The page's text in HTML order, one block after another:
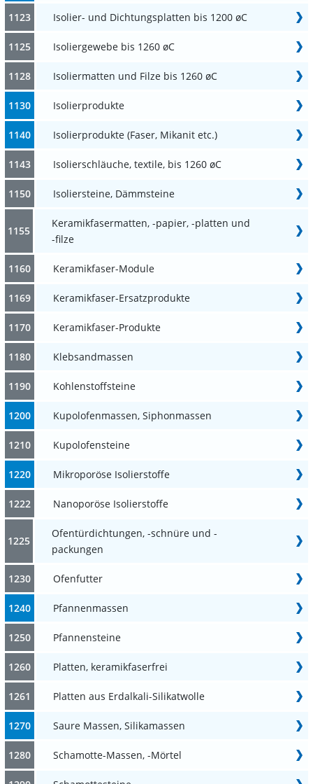
1123 Isolier- und Dichtungsplatten bis 1200 øC
1125 Isoliergewebe bis 1260 øC
1128 Isoliermatten und Filze bis 1260 øC
1130 Isolierprodukte
1140 Isolierprodukte (Faser, Mikanit etc.)
1143 Isolierschläuche, textile, bis 1260 øC
1150 Isoliersteine, Dämmsteine
1155
Keramikfasermatten, -papier, -platten und
-filze
1160 Keramikfaser-Module
1169 Keramikfaser-Ersatzprodukte
1170 Keramikfaser-Produkte
1180 Klebsandmassen
1190 Kohlenstoffsteine
1200 Kupolofenmassen, Siphonmassen
1210 Kupolofensteine
1220 Mikroporöse Isolierstoffe
1222 Nanoporöse Isolierstoffe
1225
Ofentürdichtungen, -schnüre und -
packungen
1230 Ofenfutter
1240 Pfannenmassen
1250 Pfannensteine
1260 Platten, keramikfaserfrei
1261 Platten aus Erdalkali-Silikatwolle
1270 Saure Massen, Silikamassen
1280 Schamotte-Massen, -Mörtel